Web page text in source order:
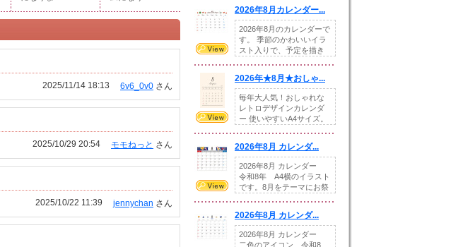
6v6_0v0 さん
2025/11/14 18:13
モモねっと さん
2025/10/29 20:54
jennychan さん
2025/10/22 11:39
2026年8月カレンダー...
2026年8月のカレンダーで
す。 季節のかわいいイラ
スト入りで、予定を描き
2026年★8月★おしゃ...
毎年大人気！おしゃれな
レトロデザインカレンダ
ー 使いやすいA4サイズ。
2026年8月 カレンダ...
2026年8月 カレンダー
令和8年 A4横のイラスト
です。8月をテーマにお祭
2026年8月 カレンダ...
2026年8月 カレンダー
二色のアイコン 令和8